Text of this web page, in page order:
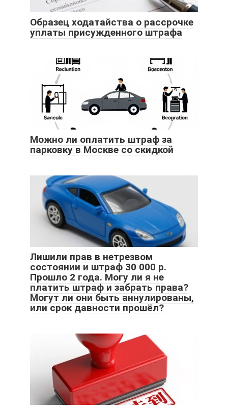
Образец ходатайства о рассрочке
уплаты присужденного штрафа
Можно ли оплатить штраф за
парковку в Москве со скидкой
Лишили прав в нетрезвом
состоянии и штраф 30 000 р.
Прошло 2 года. Могу ли я не
платить штраф и забрать права?
Могут ли они быть аннулированы,
или срок давности прошёл?